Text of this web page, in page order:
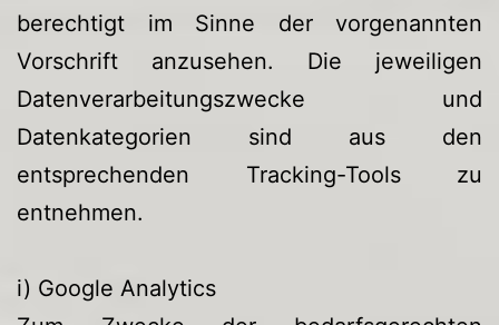
berechtigt im Sinne der vorgenannten
Vorschrift anzusehen. Die jeweiligen
Datenverarbeitungszwecke und
Datenkategorien sind aus den
entsprechenden Tracking-Tools zu
entnehmen.
i) Google Analytics